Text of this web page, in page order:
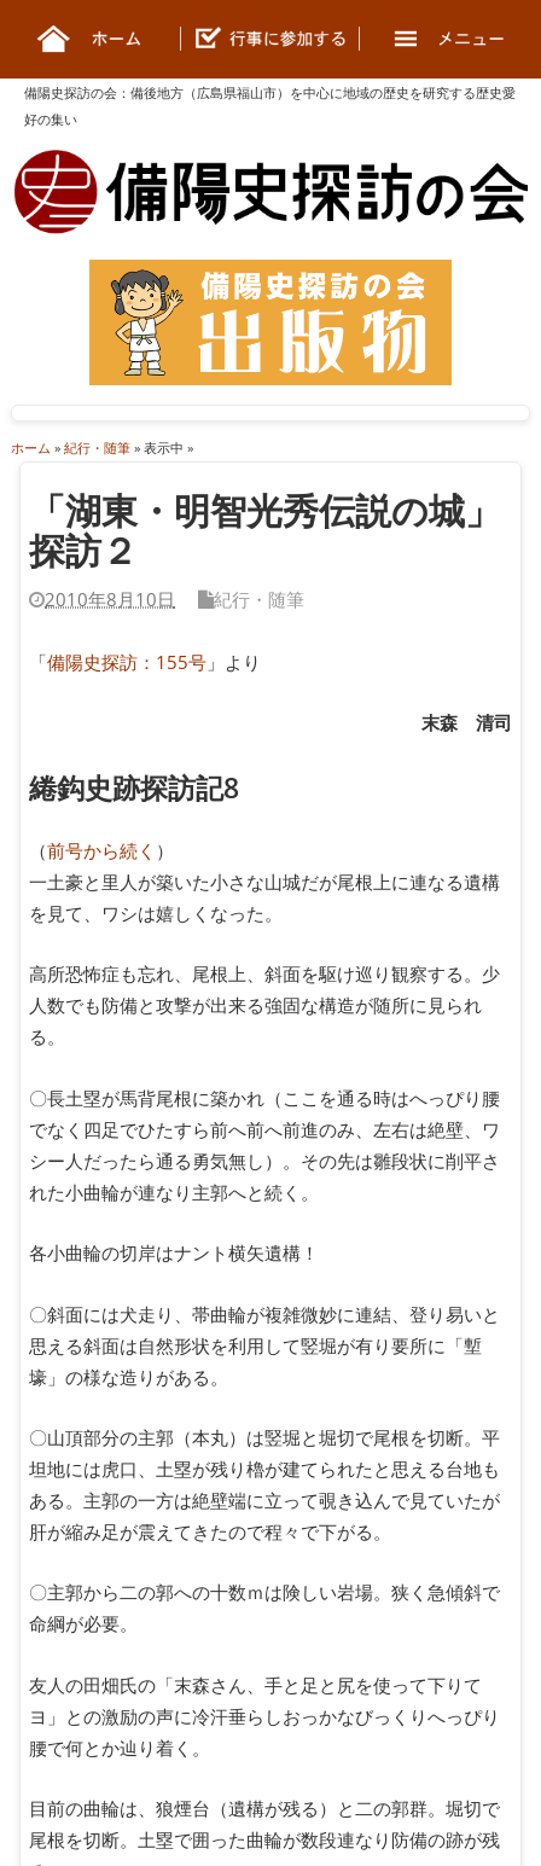
備陽史探訪の会 ： 備後地方（広島県福山市）を中心に地域の歴史を研究する歴史愛
好の集い
ホーム » 紀行・随筆» 表示中 »
「湖東・明智光秀伝説の城」
探訪２
2010年8月10日 紀行・随筆
「備陽史探訪：155号 」より
末森 清司
綣鈎史跡探訪記8
（前号から続く ）
一土豪と里人が築いた小さな山城だが尾根上に連なる遺構
を見て、ワシは嬉しくなった。
高所恐怖症も忘れ、尾根上、斜面を駆け巡り観察する。少
人数でも防備と攻撃が出来る強固な構造が随所に見られ
る。
〇長土塁が馬背尾根に築かれ（ここを通る時はへっぴり腰
でなく四足でひたすら前へ前へ前進のみ、左右は絶壁、ワ
シー人だったら通る勇気無し）。その先は雛段状に削平さ
れた小曲輪が連なり主郭へと続く。
各小曲輪の切岸はナント横矢遺構！
〇斜面には犬走り、帯曲輪が複雑微妙に連結、登り易いと
思える斜面は自然形状を利用して竪堀が有り要所に「塹
壕」の様な造りがある。
〇山頂部分の主郭（本丸）は竪堀と堀切で尾根を切断。平
坦地には虎口、土塁が残り櫓が建てられたと思える台地も
ある。主郭の一方は絶壁端に立って覗き込んで見ていたが
肝が縮み足が震えてきたので程々で下がる。
〇主郭から二の郭への十数ｍは険しい岩場。狭く急傾斜で
命綱が必要。
友人の田畑氏の「末森さん、手と足と尻を使って下りて
ヨ」との激励の声に冷汗垂らしおっかなびっくりへっぴり
腰で何とか辿り着く。
目前の曲輪は、狼煙台（遺構が残る）と二の郭群。堀切で
尾根を切断。土塁で囲った曲輪が数段連なり防備の跡が残